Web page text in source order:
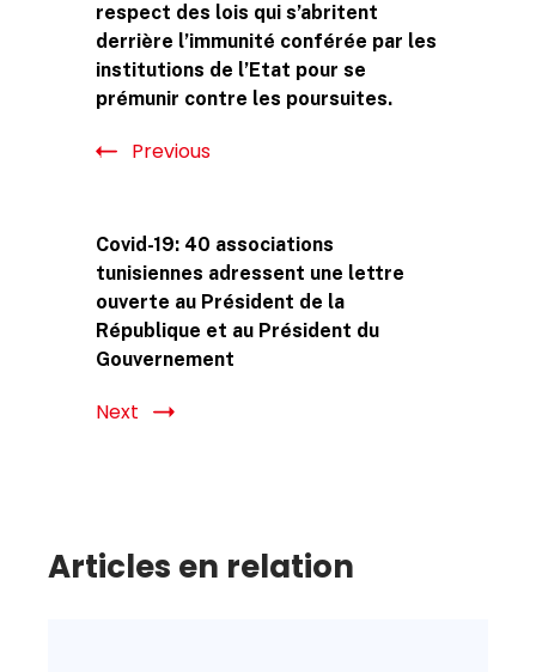
respect des lois qui s’abritent
derrière l’immunité conférée par les
institutions de l’Etat pour se
prémunir contre les poursuites.
Previous
Covid-19: 40 associations
tunisiennes adressent une lettre
ouverte au Président de la
République et au Président du
Gouvernement
Next
Articles en relation